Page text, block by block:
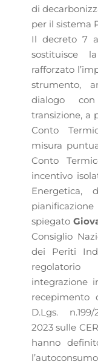
di
per il sistema
Il decreto 7
sostituisce
rafforzato
strumento,
dialogo
transizione, a
Conto
misura
Conto
incentivo
Energetica,
spiegato
Consiglio
dei Periti
integrazione
recepimento
D.Lgs.
2023 sulle
hanno